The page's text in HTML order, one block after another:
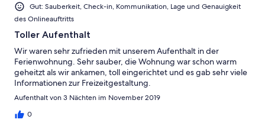
Gut: Sauberkeit, Check-in, Kommunikation, Lage und Genauigkeit
des Onlineauftritts
Toller Aufenthalt
Wir waren sehr zufrieden mit unserem Aufenthalt in der
Ferienwohnung. Sehr sauber, die Wohnung war schon warm
geheitzt als wir ankamen, toll eingerichtet und es gab sehr viele
Informationen zur Freizeitgestaltung.
Aufenthalt von 3 Nächten im November 2019
0